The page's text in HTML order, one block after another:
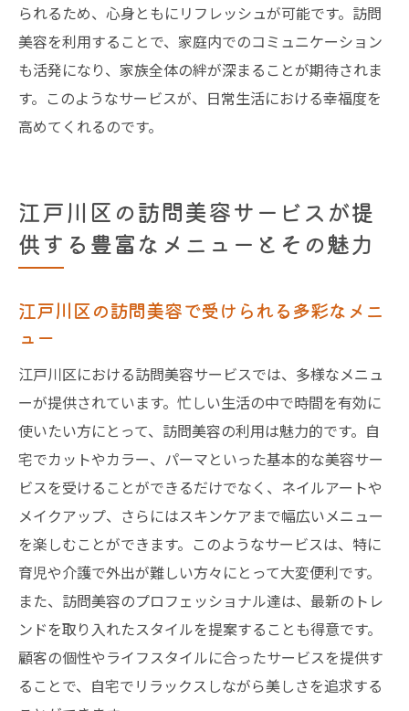
られるため、心身ともにリフレッシュが可能です。訪問
美容を利用することで、家庭内でのコミュニケーション
も活発になり、家族全体の絆が深まることが期待されま
す。このようなサービスが、日常生活における幸福度を
高めてくれるのです。
江戸川区の訪問美容サービスが提
供する豊富なメニューとその魅力
江戸川区の訪問美容で受けられる多彩なメニ
ュー
江戸川区における訪問美容サービスでは、多様なメニュ
ーが提供されています。忙しい生活の中で時間を有効に
使いたい方にとって、訪問美容の利用は魅力的です。自
宅でカットやカラー、パーマといった基本的な美容サー
ビスを受けることができるだけでなく、ネイルアートや
メイクアップ、さらにはスキンケアまで幅広いメニュー
を楽しむことができます。このようなサービスは、特に
育児や介護で外出が難しい方々にとって大変便利です。
また、訪問美容のプロフェッショナル達は、最新のトレ
ンドを取り入れたスタイルを提案することも得意です。
顧客の個性やライフスタイルに合ったサービスを提供す
ることで、自宅でリラックスしながら美しさを追求する